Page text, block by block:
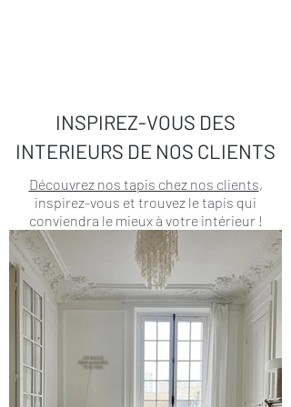
INSPIREZ-VOUS DES
INTERIEURS DE NOS CLIENTS
Découvrez nos tapis chez nos clients,
inspirez-vous et trouvez le tapis qui
conviendra le mieux à votre intérieur !